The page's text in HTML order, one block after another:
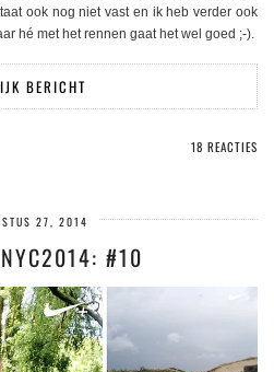
ook nog niet vast en ik heb verder ook
hé met het rennen gaat het wel goed ;-).
BERICHT
18 REACTIES
27, 2014
#10